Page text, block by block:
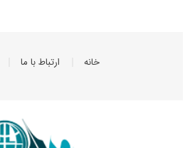
خانه ارتباط با ما